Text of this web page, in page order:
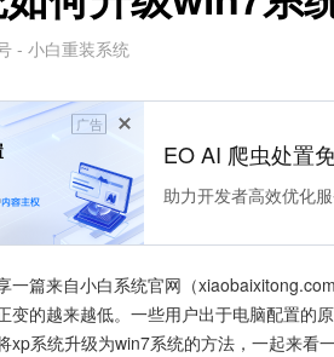
- 小白重装系统
广告
EO AI 爬虫处置
助力开发者高效优化
一篇来自小白系统官网（
变的越来越低。一些用户出于电脑配置的
xp系统升级为win7系统的方法，一起来看一